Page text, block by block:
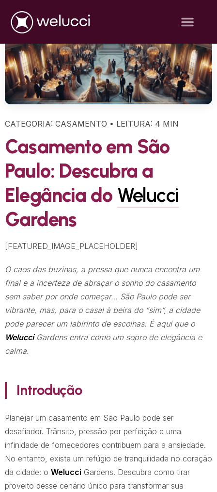
CATEGORIA: CASAMENTO • LEITURA: 4 MIN
Casamento em São
Paulo: Descubra a
Elegância do Welucci
Gardens
[FEATURED_IMAGE_PLACEHOLDER]
O caos das buzinas, a pressa que nunca encontra um
final e a incerteza de abraçar o sonho do casamento
sem saber por onde começar… São Paulo pode ser
vibrante, mas, para o casal à beira do “sim”, a cidade
pode parecer um labirinto de escolhas. É aqui que o
WelucciGardens entra como um sopro de elegância e
calma.
Introdução
Planejar um casamento em São Paulo pode ser
desafiador. Trânsito, pressão por perfeição e uma
infinidade de fornecedores contribuem para a ansiedade.
No entanto, existe um refúgio de tranquilidade no coração
da cidade: o Welucci Gardens. Descubra como tirar
proveito desse cenário único para transformar sua